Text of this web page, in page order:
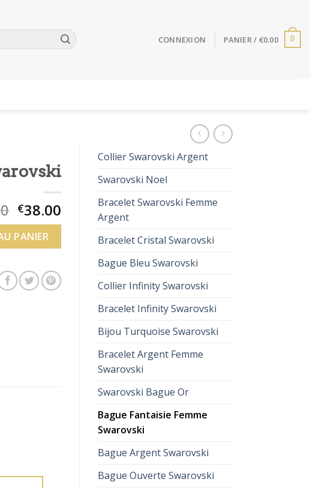
CONNEXION PANIER / €0.00 0
Collier Swarovski Argent
Swarovski Noel
Bracelet Swarovski Femme
Argent
Bracelet Cristal Swarovski
Bague Bleu Swarovski
Collier Infinity Swarovski
Bracelet Infinity Swarovski
Bijou Turquoise Swarovski
Bracelet Argent Femme
Swarovski
Swarovski Bague Or
Bague Fantaisie Femme
Swarovski
Bague Argent Swarovski
Bague Ouverte Swarovski
€38.00
swarovski
PANIER